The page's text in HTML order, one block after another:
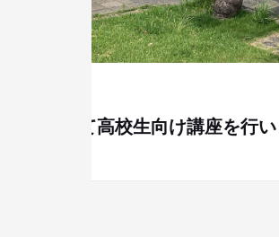
2026.5.12）
8月13日（
（中級編・